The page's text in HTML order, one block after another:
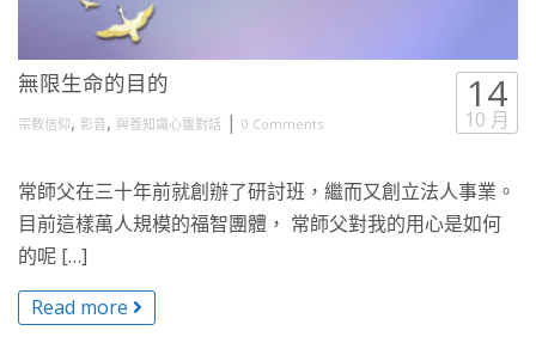
無限生命的目的
宗教信仰, 影音, 與善知識心靈對話 | 0 Comments
14
10 月
常師父在三十年前就創辦了研討班，繼而又創立法人事業。
目前這樣萬人規模的福智團體， 常師父對我的用心是如何
的呢 […]
Read more